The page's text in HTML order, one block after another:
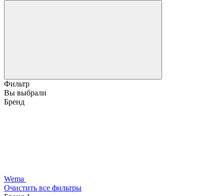
Фильтр
Вы выбрали
Бренд
Wema
Очистить все фильтры